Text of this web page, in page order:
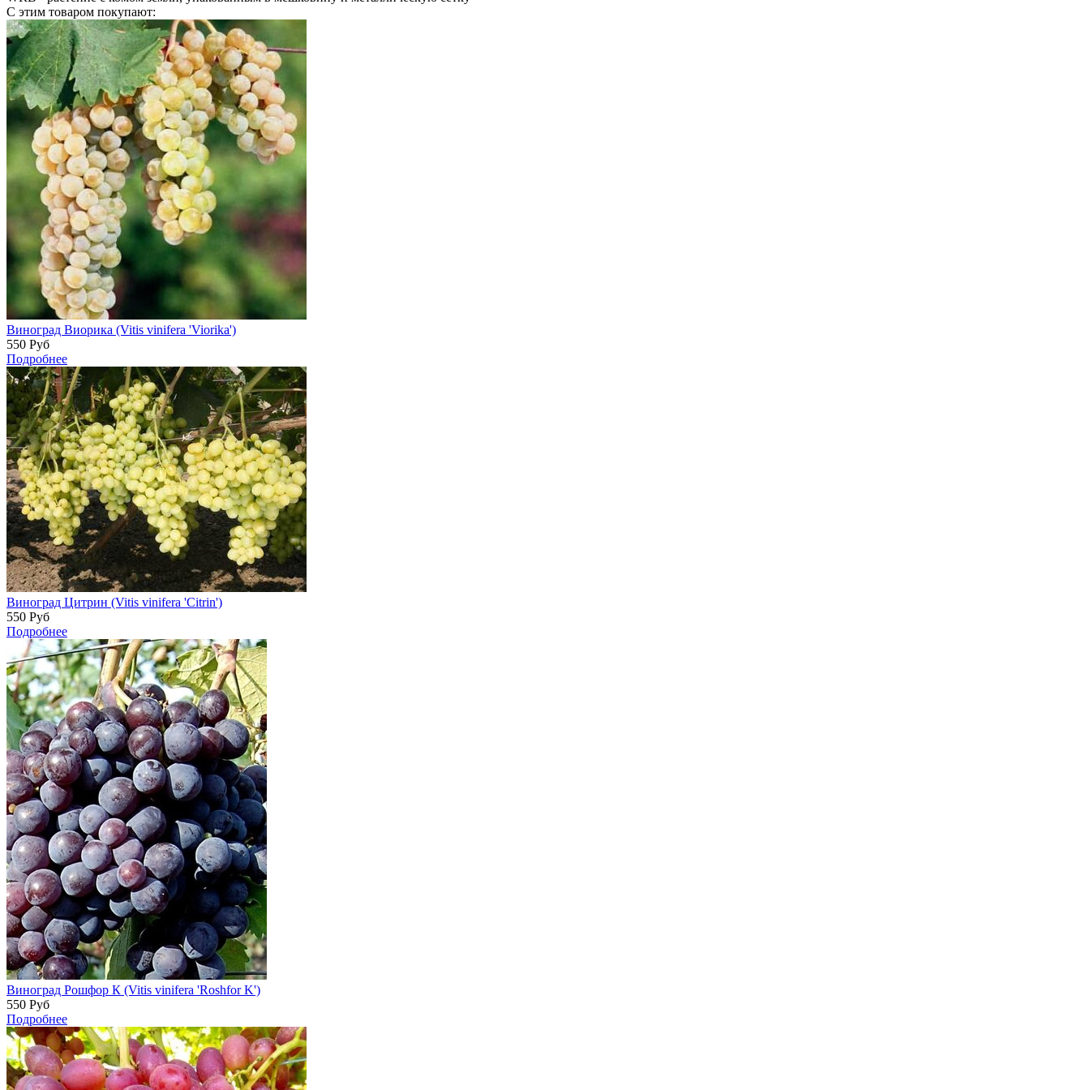
С этим товаром покупают:
Виноград Виорика (Vitis vinifera 'Viorika')
550 Руб
Подробнее
Виноград Цитрин (Vitis vinifera 'Citrin')
550 Руб
Подробнее
Виноград Рошфор К (Vitis vinifera 'Roshfor K')
550 Руб
Подробнее